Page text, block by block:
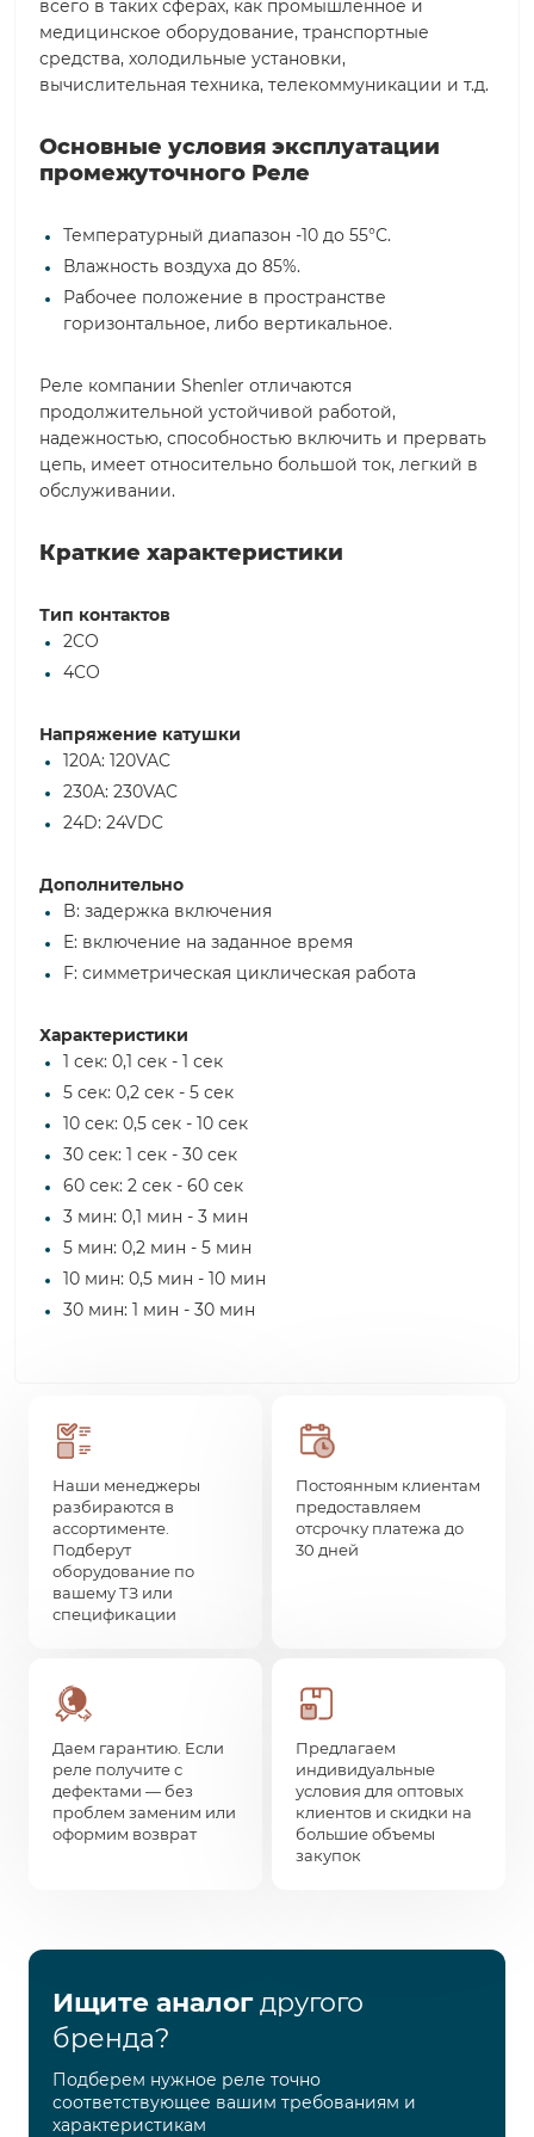
всего в таких сферах, как промышленное и
медицинское оборудование, транспортные
средства, холодильные установки,
вычислительная техника, телекоммуникации и т.д.
Основные условия эксплуатации
промежуточного Реле
Температурный диапазон -10 до 55°С.
Влажность воздуха до 85%.
Рабочее положение в пространстве
горизонтальное, либо вертикальное.
Реле компании Shenler отличаются
продолжительной устойчивой работой,
надежностью, способностью включить и прервать
цепь, имеет относительно большой ток, легкий в
обслуживании.
Краткие характеристики
Тип контактов
2CO
4CO
Напряжение катушки
120A: 120VAC
230A: 230VAC
24D: 24VDC
Дополнительно
B: задержка включения
E: включение на заданное время
F: симметрическая циклическая работа
Характеристики
1 сек: 0,1 сек - 1 сек
5 сек: 0,2 сек - 5 сек
10 сек: 0,5 сек - 10 сек
30 сек: 1 сек - 30 сек
60 сек: 2 сек - 60 сек
3 мин: 0,1 мин - 3 мин
5 мин: 0,2 мин - 5 мин
10 мин: 0,5 мин - 10 мин
30 мин: 1 мин - 30 мин
Наши менеджеры
разбираются в
ассортименте.
Подберут
оборудование по
вашему ТЗ или
спецификации
Постоянным клиентам
предоставляем
отсрочку платежа до
30 дней
Даем гарантию. Если
реле получите с
дефектами — без
проблем заменим или
оформим возврат
Предлагаем
индивидуальные
условия для оптовых
клиентов и скидки на
большие объемы
закупок
Ищите аналогдругого
бренда?
Подберем нужное реле точно
соответствующее вашим требованиям и
характеристикам